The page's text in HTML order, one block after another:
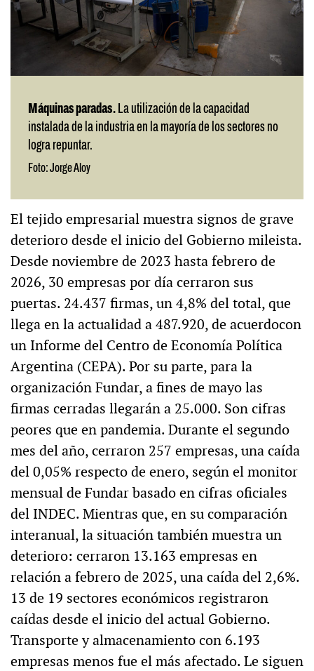
Máquinas paradas. La utilización de la capacidad
instalada de la industria en la mayoría de los sectores no
logra repuntar.
Foto: Jorge Aloy
El tejido empresarial muestra signos de grave
deterioro desde el inicio del Gobierno mileista.
Desde noviembre de 2023 hasta febrero de
2026, 30 empresas por día cerraron sus
puertas. 24.437 firmas, un 4,8% del total, que
llega en la actualidad a 487.920, de acuerdocon
un Informe del Centro de Economía Política
Argentina (CEPA). Por su parte, para la
organización Fundar, a fines de mayo las
firmas cerradas llegarán a 25.000. Son cifras
peores que en pandemia. Durante el segundo
mes del año, cerraron 257 empresas, una caída
del 0,05% respecto de enero, según el monitor
mensual de Fundar basado en cifras oficiales
del INDEC. Mientras que, en su comparación
interanual, la situación también muestra un
deterioro: cerraron 13.163 empresas en
relación a febrero de 2025, una caída del 2,6%.
13 de 19 sectores económicos registraron
caídas desde el inicio del actual Gobierno.
Transporte y almacenamiento con 6.193
empresas menos fue el más afectado. Le siguen